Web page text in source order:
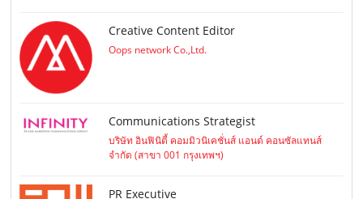
Creative Content Editor
Oops network Co.,Ltd.
Communications Strategist
บริษัท อินฟินิตี้ คอมมิวนิเคชั่นส์ แอนด์ คอนซัลแทนส์
จำกัด (สาขา 001 กรุงเทพฯ)
PR Executive